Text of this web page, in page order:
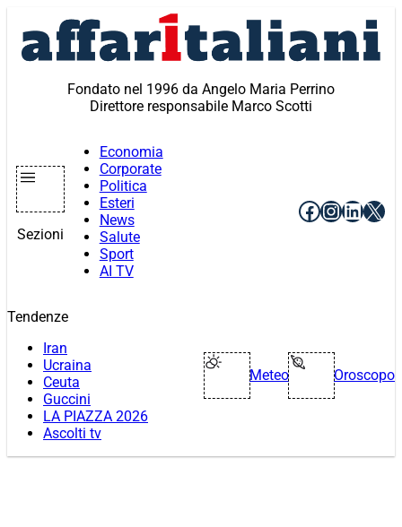
contenuto
Fondato nel 1996 da Angelo Maria Perrino
Direttore responsabile Marco Scotti
Sezioni
Economia
Corporate
Politica
Esteri
News
Salute
Sport
AI TV
Facebook
X
Tendenze
Iran
Ucraina
Ceuta
Guccini
LA PIAZZA 2026
Ascolti tv
Meteo Oroscopo